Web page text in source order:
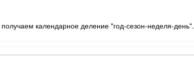
календарное деление "год-сезон-неделя-день".